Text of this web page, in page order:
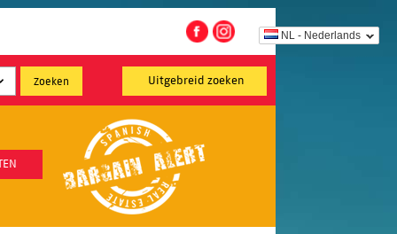
NL - Nederlands
Uitgebreid zoeken